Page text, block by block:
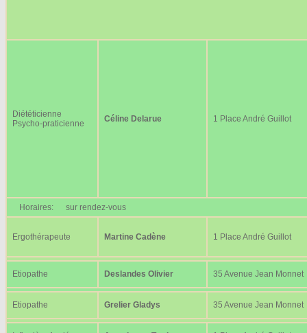
Diététicienne
Psycho-praticienne
Céline Delarue 1 Place André Guillot
Horaires: sur rendez-vous
Ergothérapeute Martine Cadène 1 Place André Guillot
Etiopathe Deslandes Olivier 35 Avenue Jean Monnet
Etiopathe Grelier Gladys 35 Avenue Jean Monnet